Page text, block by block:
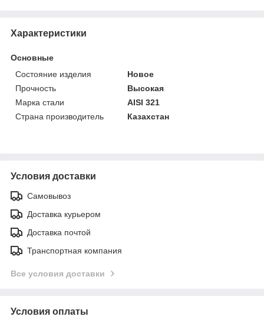
Характеристики
Основные
Состояние изделия
Новое
Прочность
Высокая
Марка стали
AISI 321
Страна производитель
Казахстан
Условия доставки
Самовывоз
Доставка курьером
Доставка почтой
Транспортная компания
Все условия доставки
Условия оплаты